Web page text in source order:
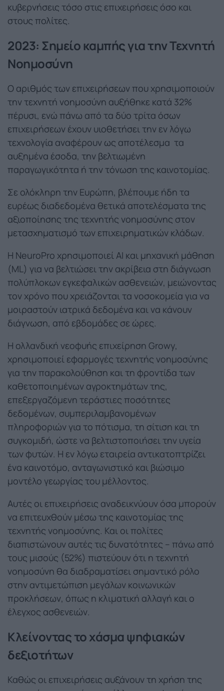
κυβερνήσεις τόσο στις επιχειρήσεις όσο και
στους πολίτες.
2023: Σημείο καμπής για την Τεχνητή
Νοημοσύνη
Ο αριθμός των επιχειρήσεων που χρησιμοποιούν
την τεχνητή νοημοσύνη αυξήθηκε κατά 32%
πέρυσι, ενώ πάνω από τα δύο τρίτα όσων
επιχειρήσεων έχουν υιοθετήσει την εν λόγω
τεχνολογία αναφέρουν ως αποτέλεσμα τα
αυξημένα έσοδα, την βελτιωμένη
παραγωγικότητα ή την τόνωση της καινοτομίας.
Σε ολόκληρη την Ευρώπη, βλέπουμε ήδη τα
ευρέως διαδεδομένα θετικά αποτελέσματα της
αξιοποίησης της τεχνητής νοημοσύνης στον
μετασχηματισμό των επιχειρηματικών κλάδων.
Η NeuroPro χρησιμοποιεί AI και μηχανική μάθηση
(ML) για να βελτιώσει την ακρίβεια στη διάγνωση
πολύπλοκων εγκεφαλικών ασθενειών, μειώνοντας
τον χρόνο που χρειάζονται τα νοσοκομεία για να
μοιραστούν ιατρικά δεδομένα και να κάνουν
διάγνωση, από εβδομάδες σε ώρες.
Η ολλανδική νεοφυής επιχείρηση Growy,
χρησιμοποιεί εφαρμογές τεχνητής νοημοσύνης
για την παρακολούθηση και τη φροντίδα των
καθετοποιημένων αγροκτημάτων της,
επεξεργαζόμενη τεράστιες ποσότητες
δεδομένων, συμπεριλαμβανομένων
πληροφοριών για το πότισμα, τη σίτιση και τη
συγκομιδή, ώστε να βελτιστοποιήσει την υγεία
των φυτών. Η εν λόγω εταιρεία αντικατοπτρίζει
ένα καινοτόμο, ανταγωνιστικό και βιώσιμο
μοντέλο γεωργίας του μέλλοντος.
Αυτές οι επιχειρήσεις αναδεικνύουν όσα μπορούν
να επιτευχθούν μέσω της καινοτομίας της
τεχνητής νοημοσύνης. Και οι πολίτες
διαπιστώνουν αυτές τις δυνατότητες – πάνω από
τους μισούς (52%) πιστεύουν ότι η τεχνητή
νοημοσύνη θα διαδραματίσει σημαντικό ρόλο
στην αντιμετώπιση μεγάλων κοινωνικών
προκλήσεων, όπως η κλιματική αλλαγή και ο
έλεγχος ασθενειών.
Κλείνοντας το χάσμα ψηφιακών
δεξιοτήτων
Καθώς οι επιχειρήσεις αυξάνουν τη χρήση της